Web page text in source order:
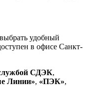
удобный
в офисе Санкт-
СДЭК,
Линии», «ПЭК»,